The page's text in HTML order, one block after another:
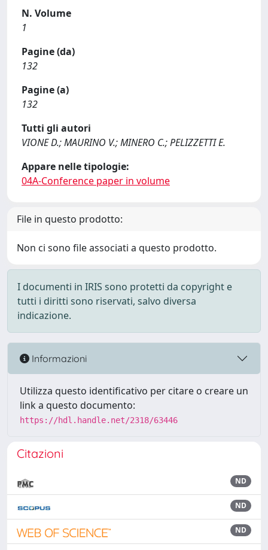
N. Volume
1
Pagine (da)
132
Pagine (a)
132
Tutti gli autori
VIONE D.; MAURINO V.; MINERO C.; PELIZZETTI E.
Appare nelle tipologie:
04A-Conference paper in volume
File in questo prodotto:
Non ci sono file associati a questo prodotto.
I documenti in IRIS sono protetti da copyright e
tutti i diritti sono riservati, salvo diversa
indicazione.
Informazioni
Utilizza questo identificativo per citare o creare un
link a questo documento:
https://hdl.handle.net/2318/63446
Citazioni
ND
ND
ND